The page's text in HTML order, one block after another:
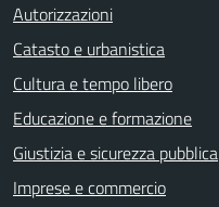
Autorizzazioni
Catasto e urbanistica
Cultura e tempo libero
Educazione e formazione
Giustizia e sicurezza pubblica
Imprese e commercio